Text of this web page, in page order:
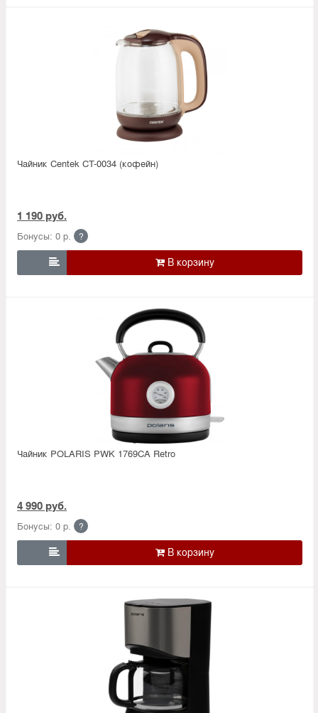
Чайник Centek CT-0034 (кофейн)
1 190 руб.
Бонусы: 0 р. ?

Чайник POLARIS PWK 1769CA Retro
4 990 руб.
Бонусы: 0 р. ?
